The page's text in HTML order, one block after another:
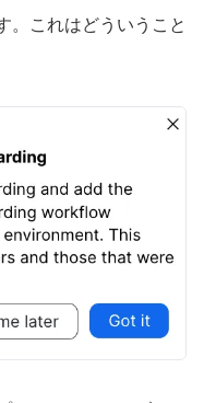
。これはどういうこと